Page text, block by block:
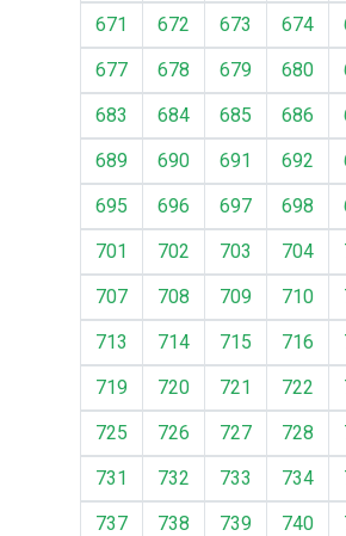
671
672 673 674
677
678 679 680
683
684 685 686
689
690 691 692
695
696 697 698
701
702 703 704
707
708 709 710
713
714 715 716
719
720 721 722
725
726 727 728
731
732 733 734
737
738 739 740